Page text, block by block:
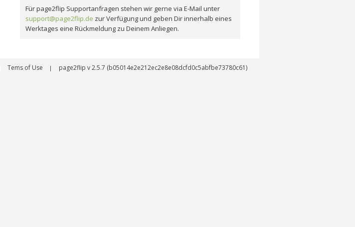
Für page2flip Supportanfragen stehen wir gerne via E-Mail unter
support@page2flip.de zur Verfügung und geben Dir innerhalb eines
Werktages eine Rückmeldung zu Deinem Anliegen.
Tems of Use | page2flip v 2.5.7 (b05014e2e212ec2e8e08dcfd0c5abfbe73780c61)